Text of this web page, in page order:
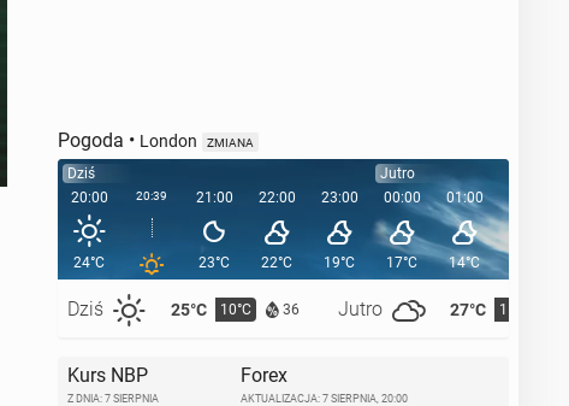
Pogoda • London ZMIANA
Dziś
20:00
24°C
Dziś 25°C 10°C 36 Jutro 27°C 11°C
20:39 21:00
23°C
22:00
22°C
23:00
19°C
Jutro
00:00
17°C
01:00
14°C
02:00
Kurs NBP
Z DNIA: 7 SIERPNIA
Forex
AKTUALIZACJA: 7 SIERPNIA, 20:00